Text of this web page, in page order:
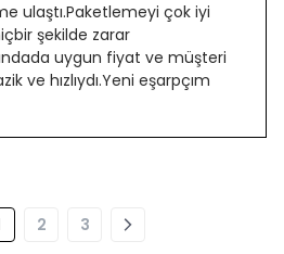
ulaştı.Paketlemeyi çok iyi
şekilde zarar
uygun fiyat ve müşteri
ve hızlıydı.Yeni eşarpçım
2 3